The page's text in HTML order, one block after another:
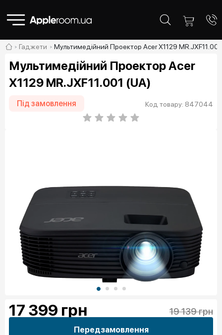
Гаджети Мультимедійний Проектор Acer X1129
Мультимедійний Проектор Acer
X1129 MR.JXF11.001 (UA)
Під замовлення Код товару: 847044
17 399 грн 19 139 грн
Передзамовлення